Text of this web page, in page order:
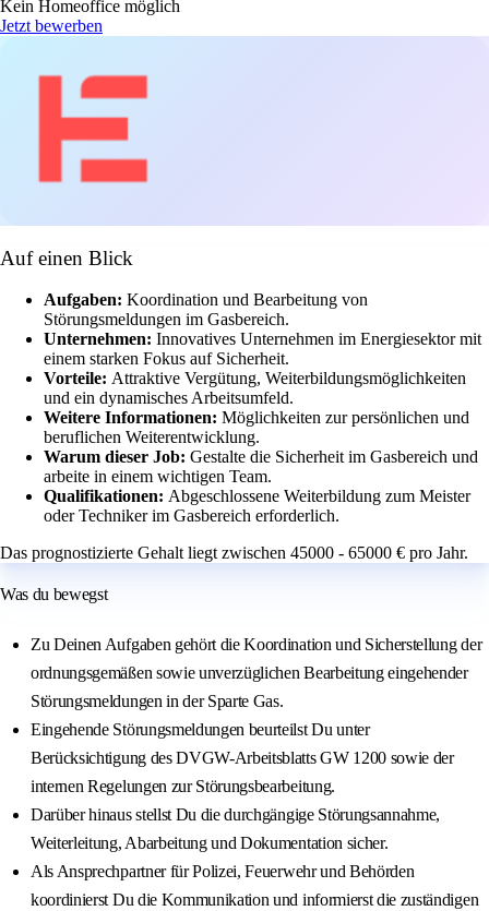
Kein Homeoffice möglich
Jetzt bewerben
Auf einen Blick
Aufgaben: Koordination und Bearbeitung von
Störungsmeldungen im Gasbereich.
Unternehmen: Innovatives Unternehmen im Energiesektor mit
einem starken Fokus auf Sicherheit.
Vorteile: Attraktive Vergütung, Weiterbildungsmöglichkeiten
und ein dynamisches Arbeitsumfeld.
Weitere Informationen: Möglichkeiten zur persönlichen und
beruflichen Weiterentwicklung.
Warum dieser Job: Gestalte die Sicherheit im Gasbereich und
arbeite in einem wichtigen Team.
Qualifikationen: Abgeschlossene Weiterbildung zum Meister
oder Techniker im Gasbereich erforderlich.
Das prognostizierte Gehalt liegt zwischen 45000 - 65000 € pro Jahr.
Was du bewegst
Zu Deinen Aufgaben gehört die Koordination und Sicherstellung der
ordnungsgemäßen sowie unverzüglichen Bearbeitung eingehender
Störungsmeldungen in der Sparte Gas.
Eingehende Störungsmeldungen beurteilst Du unter
Berücksichtigung des DVGW-Arbeitsblatts GW 1200 sowie der
internen Regelungen zur Störungsbearbeitung.
Darüber hinaus stellst Du die durchgängige Störungsannahme,
Weiterleitung, Abarbeitung und Dokumentation sicher.
Als Ansprechpartner für Polizei, Feuerwehr und Behörden
koordinierst Du die Kommunikation und informierst die zuständigen